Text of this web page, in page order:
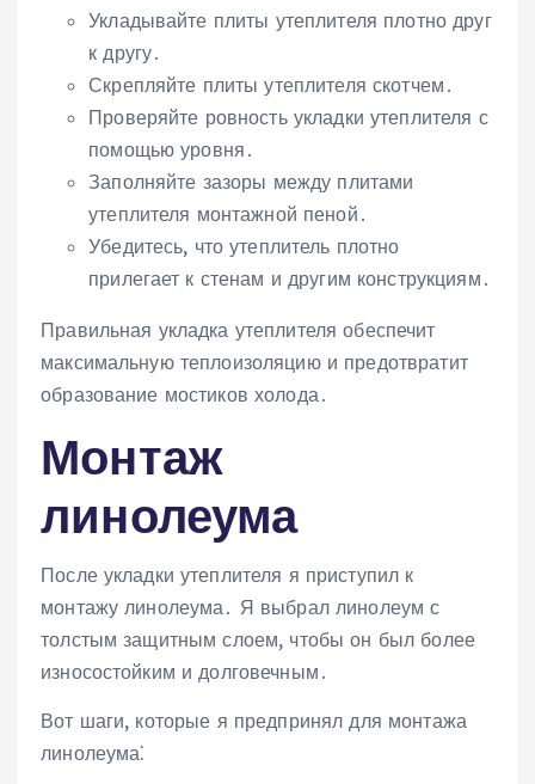
Укладывайте плиты утеплителя плотно друг
к другу․
Скрепляйте плиты утеплителя скотчем․
Проверяйте ровность укладки утеплителя с
помощью уровня․
Заполняйте зазоры между плитами
утеплителя монтажной пеной․
Убедитесь, что утеплитель плотно
прилегает к стенам и другим конструкциям․
Правильная укладка утеплителя обеспечит
максимальную теплоизоляцию и предотвратит
образование мостиков холода․
Монтаж
линолеума
После укладки утеплителя я приступил к
монтажу линолеума․ Я выбрал линолеум с
толстым защитным слоем, чтобы он был более
износостойким и долговечным․
Вот шаги, которые я предпринял для монтажа
линолеума⁚